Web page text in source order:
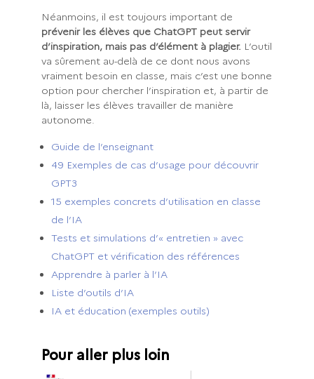
Néanmoins, il est toujours important de
prévenir les élèves que ChatGPT peut servir
d’inspiration, mais pas d’élément à plagier. L’outil
va sûrement au-delà de ce dont nous avons
vraiment besoin en classe, mais c’est une bonne
option pour chercher l’inspiration et, à partir de
là, laisser les élèves travailler de manière
autonome.
Guide de l’enseignant
49 Exemples de cas d’usage pour découvrir
GPT3
15 exemples concrets d’utilisation en classe
de l’IA
Tests et simulations d’« entretien » avec
ChatGPT et vérification des références
Apprendre à parler à l’IA
Liste d’outils d’IA
IA et éducation (exemples outils)
Pour aller plus loin